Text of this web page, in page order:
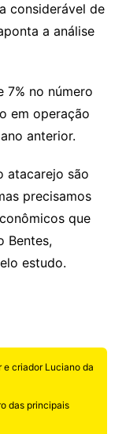
considerável de
a análise
7% no número
em operação
anterior.
atacarejo são
precisamos
que
Bentes,
estudo.
e criador Luciano da
das principais